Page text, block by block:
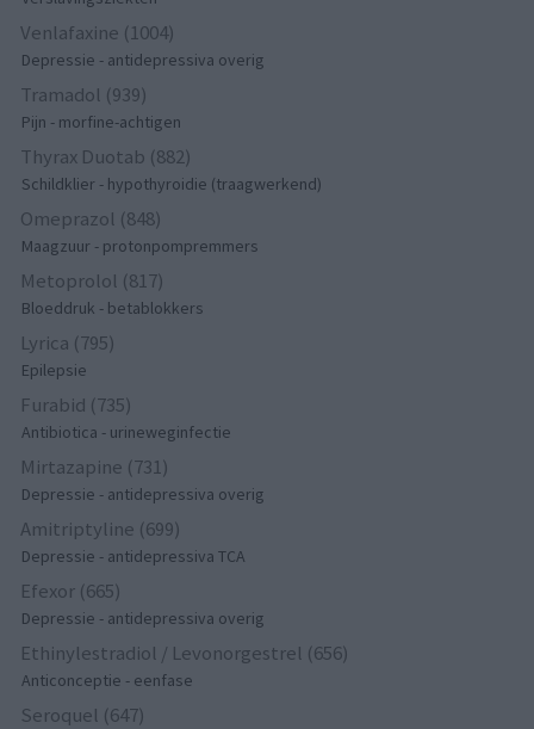
Venlafaxine (1004)
Depressie - antidepressiva overig
Tramadol (939)
Pijn - morfine-achtigen
Thyrax Duotab (882)
Schildklier - hypothyroidie (traagwerkend)
Omeprazol (848)
Maagzuur - protonpompremmers
Metoprolol (817)
Bloeddruk - betablokkers
Lyrica (795)
Epilepsie
Furabid (735)
Antibiotica - urineweginfectie
Mirtazapine (731)
Depressie - antidepressiva overig
Amitriptyline (699)
Depressie - antidepressiva TCA
Efexor (665)
Depressie - antidepressiva overig
Ethinylestradiol / Levonorgestrel (656)
Anticonceptie - eenfase
Seroquel (647)